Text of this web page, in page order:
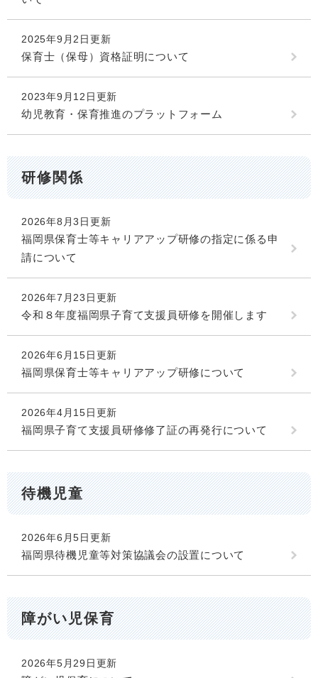
2025年9月2日更新
保育士（保母）資格証明について
2023年9月12日更新
幼児教育・保育推進のプラットフォーム
研修関係
2026年8月3日更新
福岡県保育士等キャリアアップ研修の指定に係る申
請について
2026年7月23日更新
令和８年度福岡県子育て支援員研修を開催します
2026年6月15日更新
福岡県保育士等キャリアアップ研修について
2026年4月15日更新
福岡県子育て支援員研修修了証の再発行について
待機児童
2026年6月5日更新
福岡県待機児童等対策協議会の設置について
障がい児保育
2026年5月29日更新